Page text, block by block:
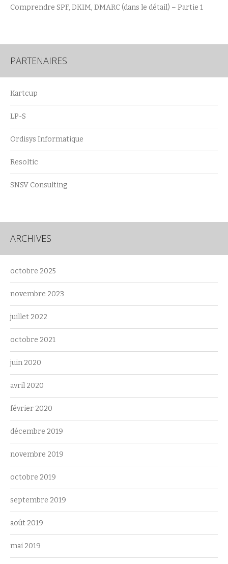
Comprendre SPF, DKIM, DMARC (dans le détail) – Partie 1
PARTENAIRES
Kartcup
LP-S
Ordisys Informatique
Resoltic
SNSV Consulting
ARCHIVES
octobre 2025
novembre 2023
juillet 2022
octobre 2021
juin 2020
avril 2020
février 2020
décembre 2019
novembre 2019
octobre 2019
septembre 2019
août 2019
mai 2019